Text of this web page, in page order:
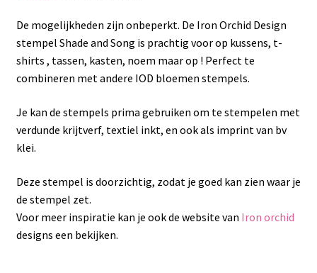
De mogelijkheden zijn onbeperkt. De Iron Orchid Design
stempel Shade and Song is prachtig voor op kussens, t-
shirts , tassen, kasten, noem maar op ! Perfect te
combineren met andere IOD bloemen stempels.
Je kan de stempels prima gebruiken om te stempelen met
verdunde krijtverf, textiel inkt, en ook als imprint van bv
klei.
Deze stempel is doorzichtig, zodat je goed kan zien waar je
de stempel zet.
Voor meer inspiratie kan je ook de website van Iron orchid
designs een bekijken.